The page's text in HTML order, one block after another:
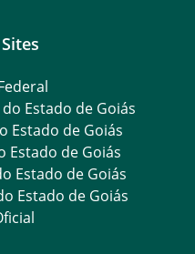
Estado de Goiás
Estado de Goiás
Estado de Goiás
Estado de Goiás
Estado de Goiás